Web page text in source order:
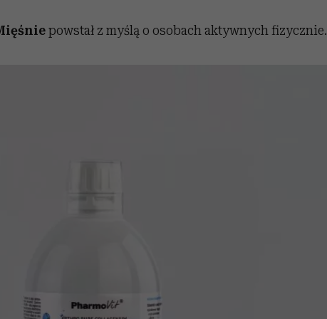
powstał z myślą o osobach aktywnych fizycznie.